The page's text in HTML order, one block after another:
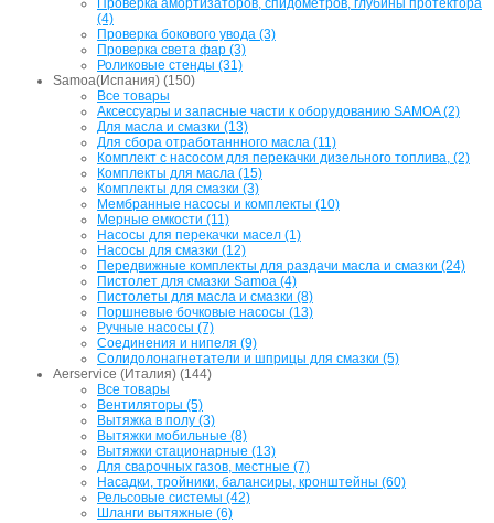
(4)
Проверка бокового увода (3)
Проверка света фар (3)
Роликовые стенды (31)
Samoa(Испания) (150)
Все товары
Аксессуары и запасные части к оборудованию SAMOA (2)
Для масла и смазки (13)
Для сбора отработаннного масла (11)
Комплект с насосом для перекачки дизельного топлива, (2)
Комплекты для масла (15)
Комплекты для смазки (3)
Мембранные насосы и комплекты (10)
Мерные емкости (11)
Насосы для перекачки масел (1)
Насосы для смазки (12)
Передвижные комплекты для раздачи масла и смазки (24)
Пистолет для смазки Samoa (4)
Пистолеты для масла и смазки (8)
Поршневые бочковые насосы (13)
Ручные насосы (7)
Соединения и нипеля (9)
Солидолонагнетатели и шприцы для смазки (5)
Aerservice (Италия) (144)
Все товары
Вентиляторы (5)
Вытяжка в полу (3)
Вытяжки мобильные (8)
Вытяжки стационарные (13)
Для сварочных газов, местные (7)
Насадки, тройники, балансиры, кронштейны (60)
Рельсовые системы (42)
Шланги вытяжные (6)